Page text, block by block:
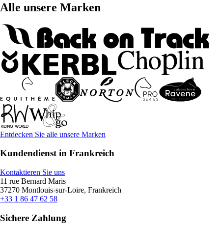
Alle unsere Marken
Entdecken Sie alle unsere Marken
Kundendienst in Frankreich
Kontaktieren Sie uns
11 rue Bernard Maris
37270 Montlouis-sur-Loire, Frankreich
+33 1 86 47 62 58
Sichere Zahlung